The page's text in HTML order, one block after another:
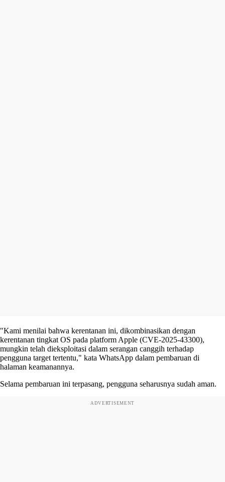
"Kami menilai bahwa kerentanan ini, dikombinasikan dengan
kerentanan tingkat OS pada platform Apple (CVE-2025-43300),
mungkin telah dieksploitasi dalam serangan canggih terhadap
pengguna target tertentu," kata WhatsApp dalam pembaruan di
halaman keamanannya.
Selama pembaruan ini terpasang, pengguna seharusnya sudah aman.
ADVERTISEMENT